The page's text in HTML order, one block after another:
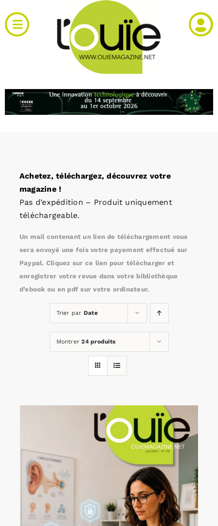
au
contenu
Toggle
Navigation
RH et emploi
Agenda
Kiosque
Annonces emploi
Achetez, téléchargez, découvrez votre
magazine !
Pas d’expédition – Produit uniquement
téléchargeable.
Un mail contenant un lien de téléchargement vous
sera envoyé une fois votre payement effectué sur
Paypal. Cliquez sur ce lien pour télécharger et
enregistrer votre revue dans votre bibliothèque
d’ebook ou en pdf sur votre ordinateur.
Trier par Date
Montrer24 produits